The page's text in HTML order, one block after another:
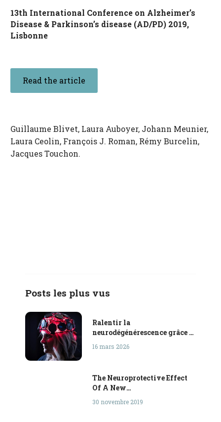
Posts les plus vus
Ralentir la
neurodégénérescence grâce à
la lumière
16 mars 2026
The Neuroprotective Effect
Of A New
Photobiomodulation
Technique On Aβ25-35
30 novembre 2019
13th International Conference on Alzheimer’s
Disease & Parkinson’s disease (AD/PD) 2019,
Lisbonne
Read the article
Guillaume Blivet, Laura Auboyer, Johann Meunier,
Laura Ceolin, François J. Roman, Rémy Burcelin,
Jacques Touchon.